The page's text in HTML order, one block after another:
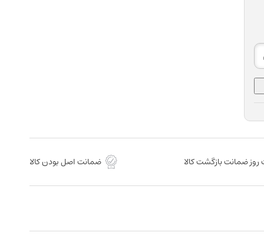
ضمانت بازگشت کالا ضمانت اصل بودن کالا